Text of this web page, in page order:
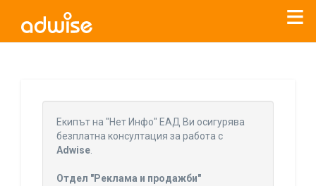
Уважаеми рекламодатели, с настоящото съобщение
бихме искали да Ви уведомим, че „Нет Инфо“ ЕАД (
прекратява услугата Adwiseсчитано от
г
Eкипът на "Нет Инфо" ЕАД Ви осигурява
безплатна консултация за работа с
Adwise.
Отдел "Реклама и продажби"